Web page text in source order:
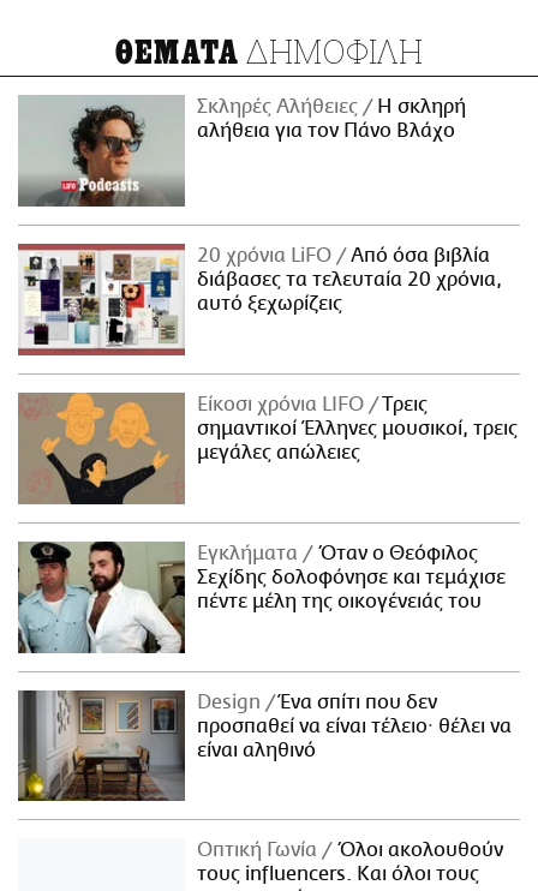
ΘΕΜΑΤΑ ΔΗΜΟΦΙΛΗ
Σκληρές Αλήθειες
H σκληρή
αλήθεια για τον Πάνο Βλάχο
20 χρόνια LiFO
Από όσα βιβλία
διάβασες τα τελευταία 20 χρόνια,
αυτό ξεχωρίζεις
Είκοσι χρόνια LIFO
Tρεις
σημαντικοί Έλληνες μουσικοί, τρεις
μεγάλες απώλειες
Εγκλήματα
Όταν ο Θεόφιλος
Σεχίδης δολοφόνησε και τεμάχισε
πέντε μέλη της οικογένειάς του
Design
Ένα σπίτι που δεν
προσπαθεί να είναι τέλειο· θέλει να
είναι αληθινό
Οπτική Γωνία
Όλοι ακολουθούν
τους influencers. Και όλοι τους